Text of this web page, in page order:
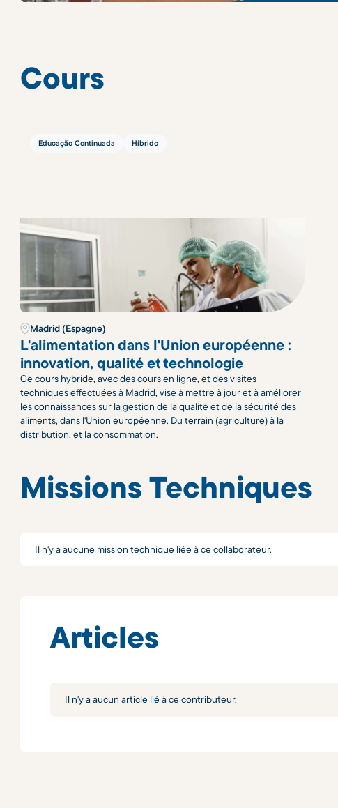
Cours
Educação Continuada Híbrido
Madrid (Espagne)
L'alimentation dans l'Union européenne :
innovation, qualité et technologie
Ce cours hybride, avec des cours en ligne, et des visites
techniques effectuées à Madrid, vise à mettre à jour et à améliorer
les connaissances sur la gestion de la qualité et de la sécurité des
aliments, dans l'Union européenne. Du terrain (agriculture) à la
distribution, et la consommation.
Missions Techniques
Il n'y a aucune mission technique liée à ce collaborateur.
Articles
Il n'y a aucun article lié à ce contributeur.